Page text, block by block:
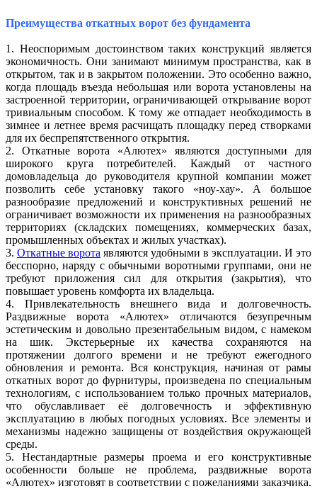
Преимущества откатных ворот без фундамента
1. Неоспоримым достоинством таких конструкций является
экономичность. Они занимают минимум пространства, как в
открытом, так и в закрытом положении. Это особенно важно,
когда площадь въезда небольшая или ворота установлены на
застроенной территории, ограничивающей открывание ворот
тривиальным способом. К тому же отпадает необходимость в
зимнее и летнее время расчищать площадку перед створками
для их беспрепятственного открытия.
2. Откатные ворота «Алютех» являются доступными для
широкого круга потребителей. Каждый от частного
домовладельца до руководителя крупной компании может
позволить себе установку такого «ноу-хау». А большое
разнообразие предложений и конструктивных решений не
ограничивает возможности их применения на разнообразных
территориях (складских помещениях, коммерческих базах,
промышленных объектах и жилых участках).
3. Откатные ворота являются удобными в эксплуатации. И это
бесспорно, наряду с обычными воротными группами, они не
требуют приложения сил для открытия (закрытия), что
повышает уровень комфорта их владельца.
4. Привлекательность внешнего вида и долговечность.
Раздвижные ворота «Алютех» отличаются безупречным
эстетическим и довольно презентабельным видом, с намеком
на шик. Экстерьерные их качества сохраняются на
протяжении долгого времени и не требуют ежегодного
обновления и ремонта. Вся конструкция, начиная от рамы
откатных ворот до фурнитуры, произведена по специальным
технологиям, с использованием только прочных материалов,
что обуславливает её долговечность и эффективную
эксплуатацию в любых погодных условиях. Все элементы и
механизмы надежно защищены от воздействия окружающей
среды.
5. Нестандартные размеры проема и его конструктивные
особенности больше не проблема, раздвижные ворота
«Алютех» изготовят в соответствии с пожеланиями заказчика.